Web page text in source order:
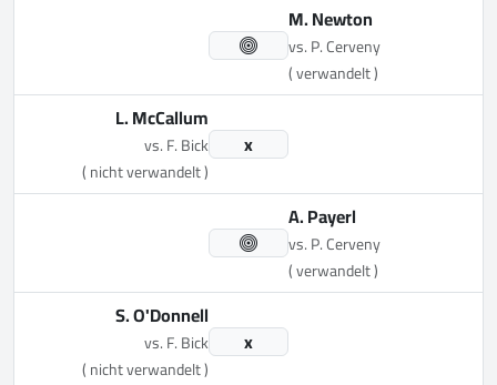
M. Newton
vs. P. Cerveny
( verwandelt )
x
L. McCallum
vs. F. Bick
( nicht verwandelt )
A. Payerl
vs. P. Cerveny
( verwandelt )
x
S. O'Donnell
vs. F. Bick
( nicht verwandelt )